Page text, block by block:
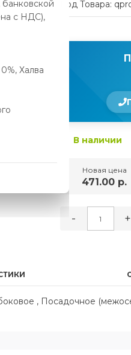
с НДС),
Халва
Код Товара:
В наличии
Новая цена
471.00 р.
- +
, Посадочное